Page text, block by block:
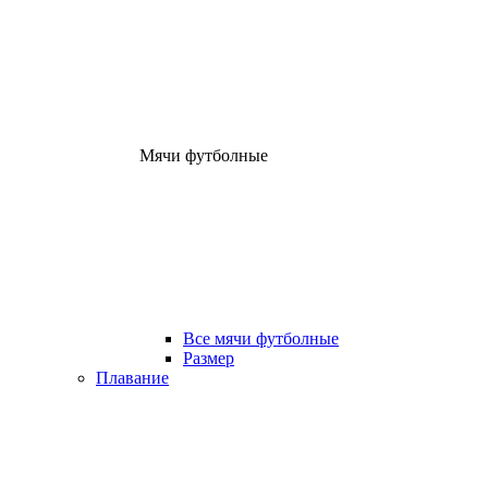
Мячи футболные
Все мячи футболные
Размер
Плавание